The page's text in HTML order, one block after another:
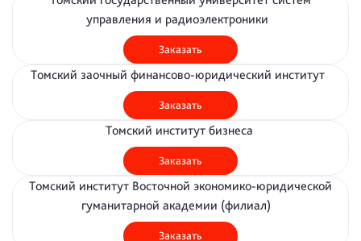
управления и радиоэлектроники
Заказать
Томский заочный финансово-юридический институт
Заказать
Томский институт бизнеса
Заказать
Томский институт Восточной экономико-юридической
гуманитарной академии (филиал)
Заказать